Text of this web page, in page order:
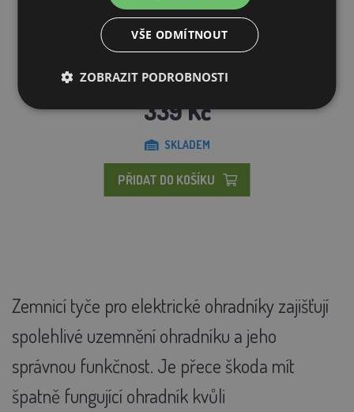
Tyč zemnící profil, 200 cm
339 Kč
SKLADEM
PŘIDAT DO KOŠÍKU
Zemnicí tyče pro elektrické ohradníky zajišťují
spolehlivé uzemnění ohradníku a jeho
správnou funkčnost. Je přece škoda mít
špatně fungující ohradník kvůli
VŠE ODMÍTNOUT
ZOBRAZIT PODROBNOSTI